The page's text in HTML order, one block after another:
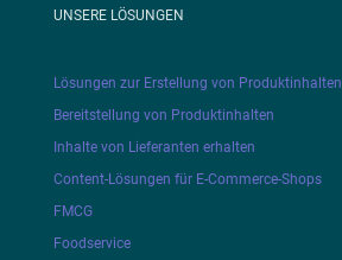
UNSERE LÖSUNGEN
Lösungen zur Erstellung von Produktinhalten
Bereitstellung von Produktinhalten
Inhalte von Lieferanten erhalten
Content-Lösungen für E-Commerce-Shops
FMCG
Foodservice